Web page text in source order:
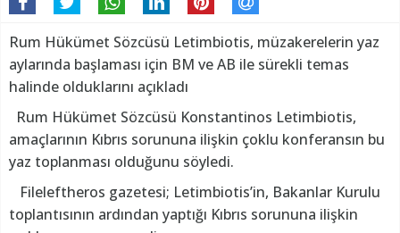
Rum Hükümet Sözcüsü Letimbiotis, müzakerelerin yaz
aylarında başlaması için BM ve AB ile sürekli temas
halinde olduklarını açıkladı
Rum Hükümet Sözcüsü Konstantinos Letimbiotis,
amaçlarının Kıbrıs sorununa ilişkin çoklu konferansın bu
yaz toplanması olduğunu söyledi.
Fileleftheros gazetesi; Letimbiotis’in, Bakanlar Kurulu
toplantısının ardından yaptığı Kıbrıs sorununa ilişkin